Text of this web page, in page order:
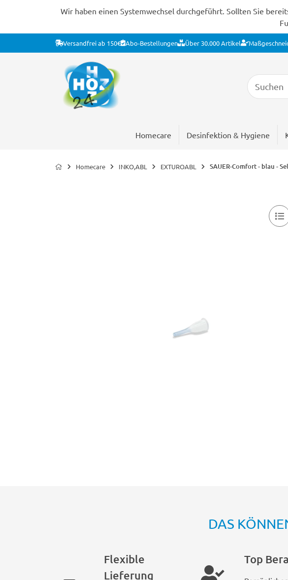
Wir haben einen Systemwechsel durchgeführt. Sollten Sie
Versandfrei ab 150€ Abo-Bestellungen Über 30.000 Artikel
Homecare Desinfektion & Hygiene
Homecare INKO,ABL EXTUROABL SAUER-Comfort - blau -
DAS
Flexible
Lieferung
Top